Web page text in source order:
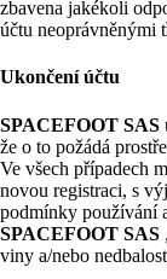
zbavena jakékoli
účtu neoprávněnými
Ukončení účtu
SPACEFOOT SAS
že o to požádá
Ve všech případech
novou registraci, s
podmínky používání
SPACEFOOT SAS
viny a/nebo